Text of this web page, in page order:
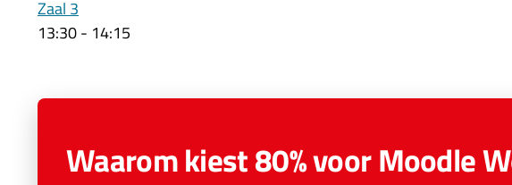
Zaal 3
13:30- 14:15
Waarom kiest 80% voor Moodle